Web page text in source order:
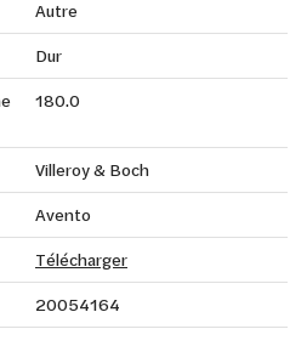
Autre
Dur
180.0
Villeroy & Boch
Avento
Télécharger
20054164